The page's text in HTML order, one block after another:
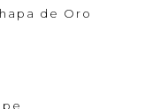
de Oro